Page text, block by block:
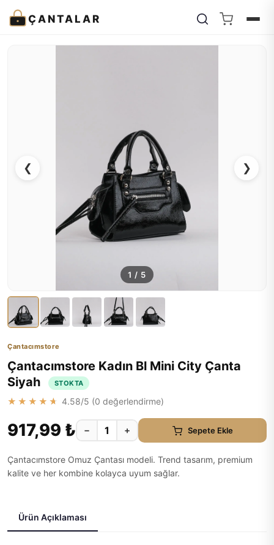
ÇANTALAR
❮ ❯
1 / 5
Çantacımstore
Çantacımstore Kadın Bl Mini City Çanta
Siyah
STOKTA
★★★★★ 4.58/5 (0 değerlendirme)
917,99 ₺ − + Sepete Ekle
Çantacımstore Omuz Çantası modeli. Trend tasarım, premium
kalite ve her kombine kolayca uyum sağlar.
Ürün Açıklaması